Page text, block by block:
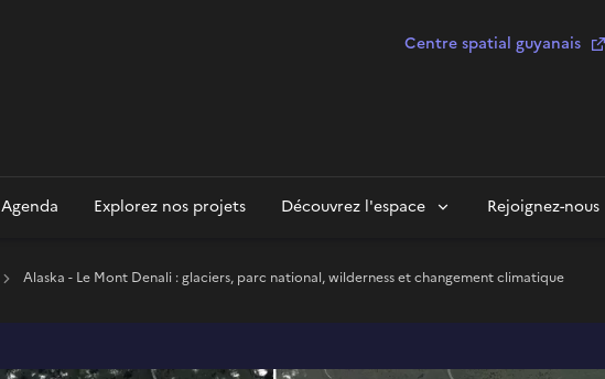
Centre spatial guyanais
Agenda Explorez nos projets Découvrez l'espace Rejoignez-nous
Alaska - Le Mont Denali : glaciers, parc national, wilderness et changement climatique